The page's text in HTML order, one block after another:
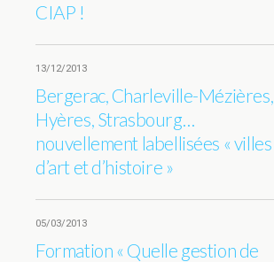
CIAP !
13/12/2013
Bergerac, Charleville-Mézières,
Hyères, Strasbourg…
nouvellement labellisées « villes
d’art et d’histoire »
05/03/2013
Formation « Quelle gestion de